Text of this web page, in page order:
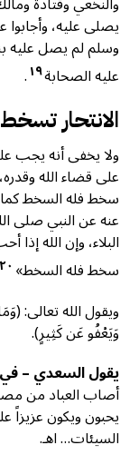
يصلى عليه،
وسلم لم يصل عليه
عليه الصحابة١٩.
الانتحار
ولا يخفى أنه يجب
على قضاء الله
سخط فله السخط
عنه عن النبي صلى
البلاء، وإن الله
سخط فله السخط» ٢٠
ويقول الله تعالى:
وَيَعْفُو عَن كَثِيرٍ).
يقول السعدي –
أصاب العباد من
يحبون ويكون عزيزاً
السيئات… اهـ.